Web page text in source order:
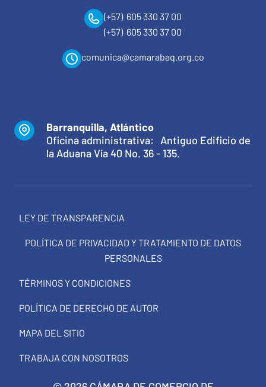
(+57) 605 330 37 00
(+57) 605 330 37 00
comunica@camarabaq.org.co
Barranquilla, Atlántico
Oficina administrativa: Antiguo Edificio de
la Aduana Vía 40 No. 36 - 135.
LEY DE TRANSPARENCIA
POLÍTICA DE PRIVACIDAD Y TRATAMIENTO DE DATOS
PERSONALES
TÉRMINOS Y CONDICIONES
POLÍTICA DE DERECHO DE AUTOR
MAPA DEL SITIO
TRABAJA CON NOSOTROS